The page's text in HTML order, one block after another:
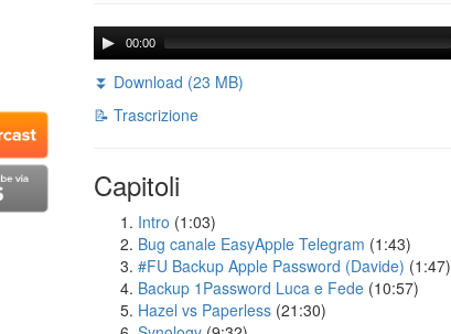
00:00
⏬ Download (23 MB)
📝 Trascrizione
Capitoli
Intro (1:03)
Bug canale EasyApple Telegram (1:43)
#FU Backup Apple Password (Davide) (1:47)
Backup 1Password Luca e Fede (10:57)
Hazel vs Paperless (21:30)